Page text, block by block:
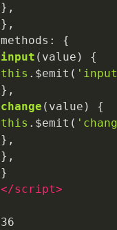
},
methods
input ( value
this .$emit(
change ( value
this .$emit(
},
},
</script>
36